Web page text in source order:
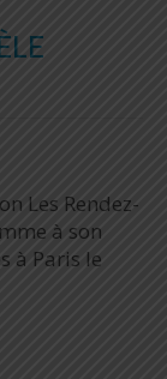
Les Rendez-
à son
à Paris le